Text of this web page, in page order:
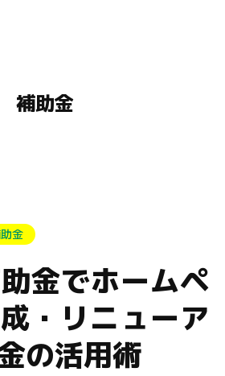
補助金
金
金でホームペ
・リニューア
の活用術